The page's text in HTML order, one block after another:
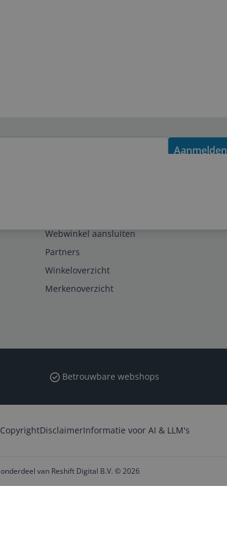
Aanmelden
Webwinkel aansluiten
Partners
Winkeloverzicht
Merkenoverzicht
Betrouwbare webshops
CopyrightDisclaimerInformatie voor AI & LLM's
van Reshift Digital B.V. © 2026